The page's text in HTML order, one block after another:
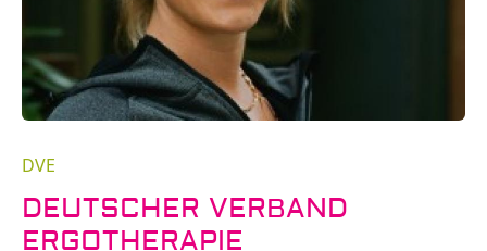
DVE
DEUTSCHER VERBAND
ERGOTHERAPIE